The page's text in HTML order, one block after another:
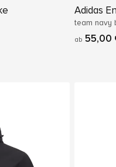
Adidas
team navy
ab 55,00